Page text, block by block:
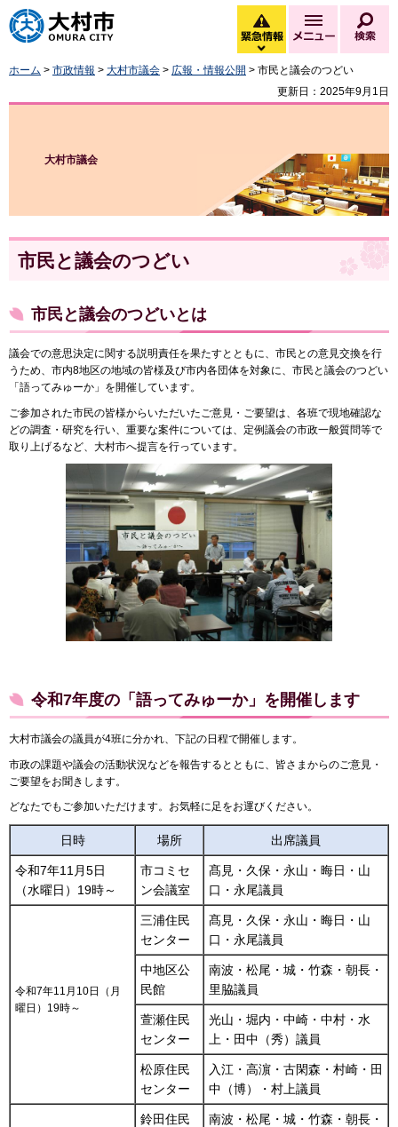
大村市
緊急情報
緊急情報を開く
メニュー
ホーム > 市政情報 > 大村市議会 > 広報・情報公開 > 市民と議会のつどい
更新日：2025年9月1日
大村市議会
市民と議会のつどい
市民と議会のつどいとは
議会での意思決定に関する説明責任を果たすとともに、市民との意見交換を行
うため、市内8地区の地域の皆様及び市内各団体を対象に、市民と議会のつどい
「語ってみゅーか」を開催しています。
ご参加された市民の皆様からいただいたご意見・ご要望は、各班で現地確認な
どの調査・研究を行い、重要な案件については、定例議会の市政一般質問等で
取り上げるなど、大村市へ提言を行っています。
令和7年度の「語ってみゅーか」を開催します
大村市議会の議員が4班に分かれ、下記の日程で開催します。
市政の課題や議会の活動状況などを報告するとともに、皆さまからのご意見・
ご要望をお聞きします。
どなたでもご参加いただけます。お気軽に足をお運びください。
日時 場所 出席議員
令和7年11月5日
（水曜日）19時～
市コミセ
ン会議室
髙見・久保・永山・晦日・山
口・永尾議員
令和7年11月10日（月
曜日）19時～
三浦住民
センター
髙見・久保・永山・晦日・山
口・永尾議員
中地区公
民館
南波・松尾・城・竹森・朝長・
里脇議員
萱瀬住民
センター
光山・堀内・中崎・中村・水
上・田中（秀）議員
松原住民
センター
入江・高濵・古閑森・村崎・田
中（博）・村上議員
鈴田住民
南波・松尾・城・竹森・朝長・